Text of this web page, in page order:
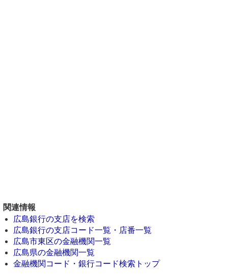
関連情報
広島銀行の支店を検索
広島銀行の支店コード一覧・店番一覧
広島市東区の金融機関一覧
広島県の金融機関一覧
金融機関コード・銀行コード検索トップ